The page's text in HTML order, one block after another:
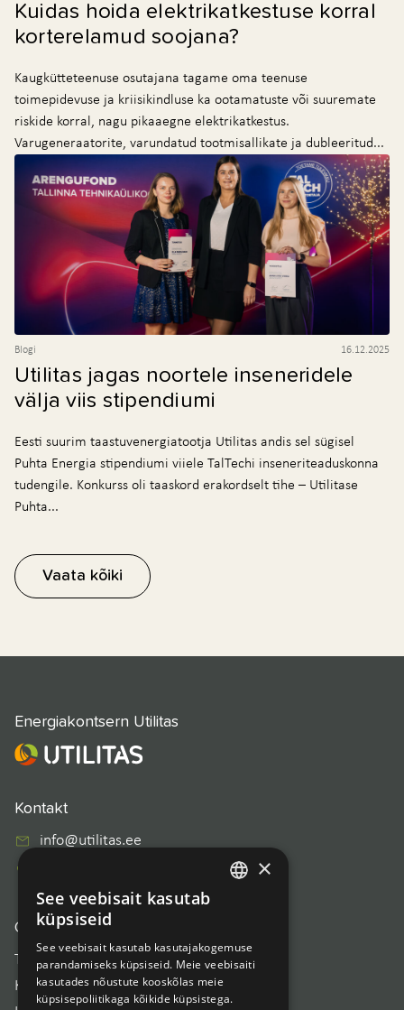
Kuidas hoida elektrikatkestuse korral
korterelamud soojana?
Kaugkütteteenuse osutajana tagame oma teenuse
toimepidevuse ja kriisikindluse ka ootamatuste või suuremate
riskide korral, nagu pikaaegne elektrikatkestus.
Varugeneraatorite, varundatud tootmisallikate ja dubleeritud...
Blogi 16.12.2025
Utilitas jagas noortele inseneridele
välja viis stipendiumi
Eesti suurim taastuvenergiatootja Utilitas andis sel sügisel
Puhta Energia stipendiumi viiele TalTechi inseneriteaduskonna
tudengile. Konkurss oli taaskord erakordselt tihe – Utilitase
Puhta...
Vaata kõiki
Energiakontsern Utilitas
Kontakt
info@utilitas.ee
Otseviidad
Töötamine Utilitases
Korduma kippuvad küsimused
×
See veebisait kasutab
küpsiseid
See veebisait kasutab kasutajakogemuse
parandamiseks küpsiseid. Meie veebisaiti
kasutades nõustute kooskõlas meie
küpsisepoliitikaga kõikide küpsistega.